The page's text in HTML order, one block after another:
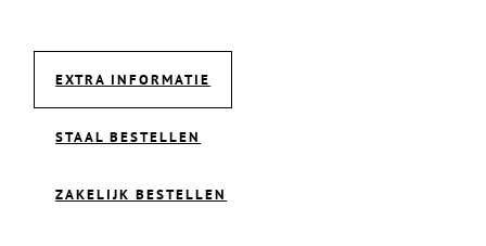
EXTRA INFORMATIE
STAAL BESTELLEN
ZAKELIJK BESTELLEN